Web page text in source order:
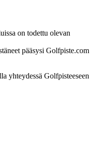
on todettu olevan
pääsysi Golfpiste.com
yhteydessä Golfpisteeseen